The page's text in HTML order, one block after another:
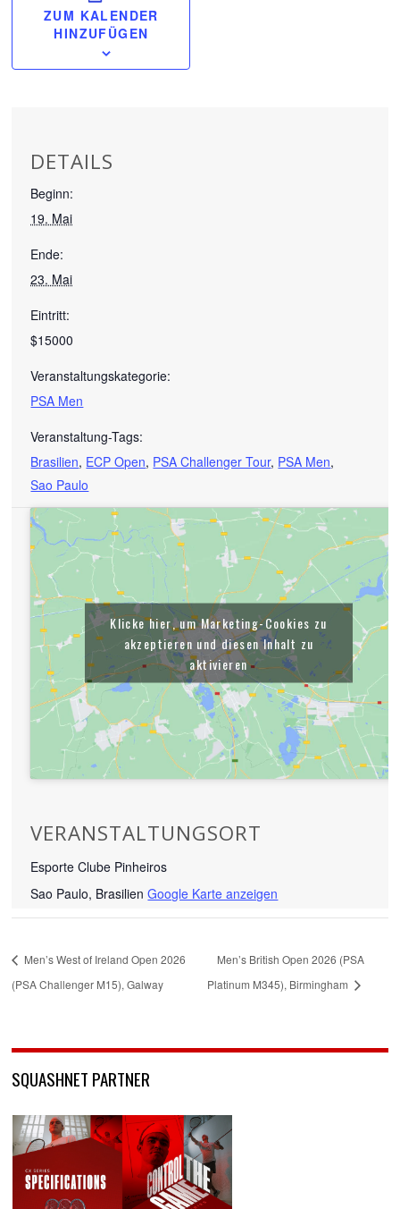
ZUM KALENDER
HINZUFÜGEN
DETAILS
Beginn:
19. Mai
Ende:
23. Mai
Eintritt:
$15000
Veranstaltungskategorie:
PSA Men
Veranstaltung-Tags:
Brasilien, ECP Open, PSA Challenger Tour, PSA Men,
Sao Paulo
VERANSTALTUNGSORT
Esporte Clube Pinheiros
Sao Paulo, Brasilien Google Karte anzeigen
Klicke hier, um Marketing-Cookies zu
akzeptieren und diesen Inhalt zu
aktivieren
Men’s West of Ireland Open 2026
(PSA Challenger M15), Galway
Men’s British Open 2026 (PSA
Platinum M345), Birmingham
SQUASHNET PARTNER